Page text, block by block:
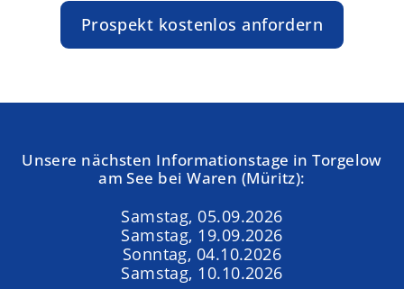
Prospekt kostenlos anfordern
Unsere nächsten Informationstage in Torgelow
am See bei Waren (Müritz):
Samstag, 05.09.2026
Samstag, 19.09.2026
Sonntag, 04.10.2026
Samstag, 10.10.2026